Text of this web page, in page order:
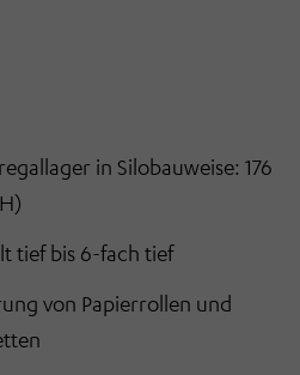
in Silobauweise: 176
tief bis 6-fach tief
von Papierrollen und